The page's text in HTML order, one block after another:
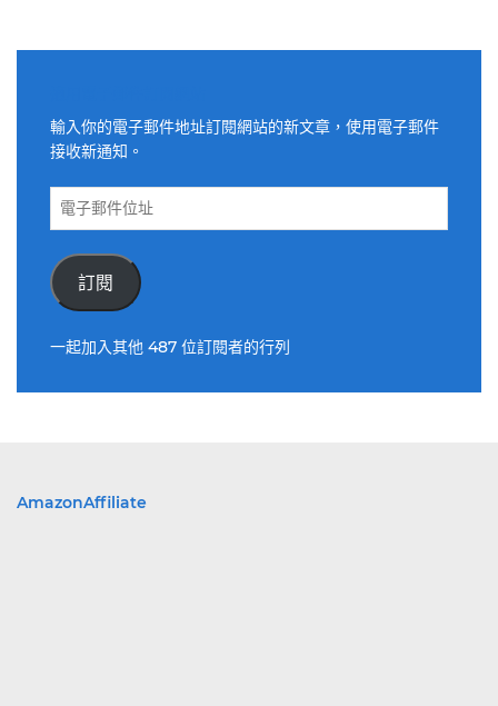
輸入你的電子郵件地址訂閱網站的新文章，使用電子郵件
接收新通知。
電
件
位
訂閱
一起加入其他 487 位訂閱者的行列
AmazonAffiliate